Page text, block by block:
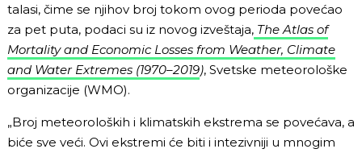
talasi, čime se njihov broj tokom ovog perioda povećao
za pet puta, podaci su iz novog izveštaja, The Atlas of
Mortality and Economic Losses from Weather, Climate
and Water Extremes (1970–2019), Svetske meteorološke
organizacije (WMO).
„Broj meteoroloških i klimatskih ekstrema se povećava, a
biće sve veći. Ovi ekstremi će biti i intezivniji u mnogim